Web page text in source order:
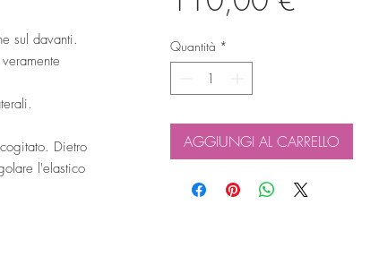
sul davanti.
Dietro
l'elastico
Quantità *
AGGIUNGI AL CARRELLO